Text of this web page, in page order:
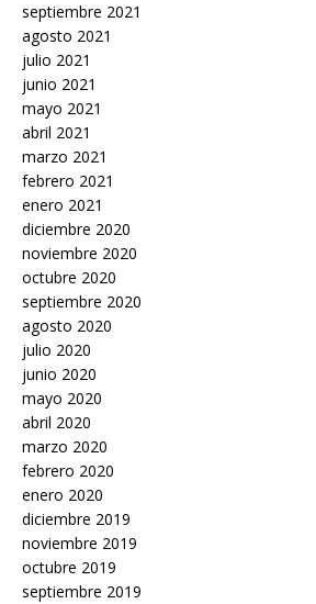
septiembre 2021
agosto 2021
julio 2021
junio 2021
mayo 2021
abril 2021
marzo 2021
febrero 2021
enero 2021
diciembre 2020
noviembre 2020
octubre 2020
septiembre 2020
agosto 2020
julio 2020
junio 2020
mayo 2020
abril 2020
marzo 2020
febrero 2020
enero 2020
diciembre 2019
noviembre 2019
octubre 2019
septiembre 2019